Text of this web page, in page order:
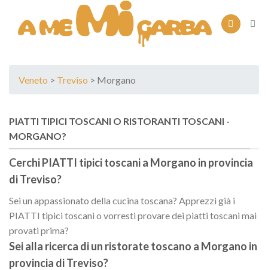
content
Veneto > Treviso > Morgano
PIATTI TIPICI TOSCANI O RISTORANTI TOSCANI -
MORGANO?
Cerchi PIATTI tipici toscani a Morgano in provincia
diTreviso?
Sei un appassionato della cucina toscana? Apprezzi già i
PIATTI tipici toscani o vorresti provare dei piatti toscani mai
provati prima?
Sei alla ricerca di un ristorate toscano a Morgano in
provincia diTreviso?